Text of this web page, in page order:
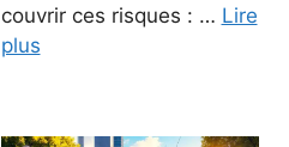
couvrir ces risques : … Lire
plus